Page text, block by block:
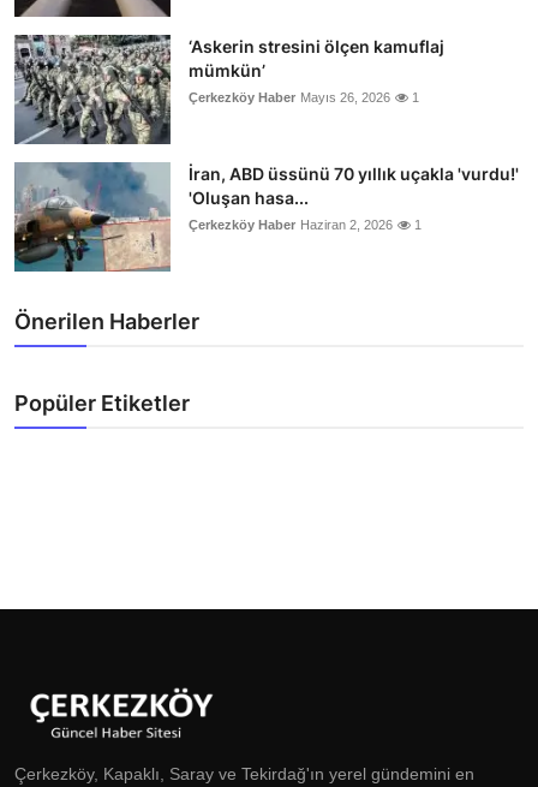
‘Askerin stresini ölçen kamuflaj
mümkün’
Çerkezköy Haber Mayıs 26, 2026 1
İran, ABD üssünü 70 yıllık uçakla 'vurdu!'
'Oluşan hasa...
Çerkezköy Haber Haziran 2, 2026 1
Önerilen Haberler
Popüler Etiketler
Çerkezköy, Kapaklı, Saray ve Tekirdağ'ın yerel gündemini en